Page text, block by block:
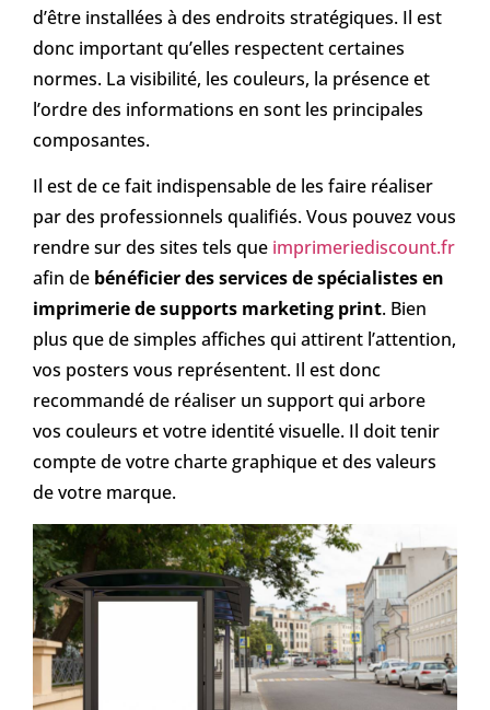
d’être installées à des endroits stratégiques. Il est
donc important qu’elles respectent certaines
normes. La visibilité, les couleurs, la présence et
l’ordre des informations en sont les principales
composantes.
Il est de ce fait indispensable de les faire réaliser
par des professionnels qualifiés. Vous pouvez vous
rendre sur des sites tels que imprimeriediscount.fr
afin de bénéficier des services de spécialistes en
imprimerie de supports marketing print. Bien
plus que de simples affiches qui attirent l’attention,
vos posters vous représentent. Il est donc
recommandé de réaliser un support qui arbore
vos couleurs et votre identité visuelle. Il doit tenir
compte de votre charte graphique et des valeurs
de votre marque.